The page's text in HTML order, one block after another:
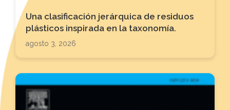
Una clasificación jerárquica de residuos
plásticos inspirada en la taxonomía.
agosto 3, 2026